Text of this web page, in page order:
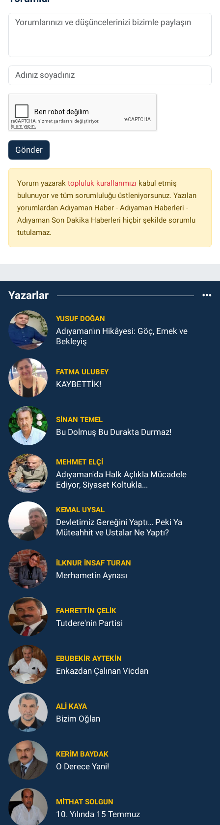
Gönder
Yorum yazarak topluluk kurallarımızı kabul etmiş
bulunuyor ve tüm sorumluluğu üstleniyorsunuz. Yazılan
yorumlardan Adıyaman Haber - Adıyaman Haberleri -
Adıyaman Son Dakika Haberleri hiçbir şekilde sorumlu
tutulamaz.
Yazarlar
YUSUF DOĞAN
Adıyaman'ın Hikâyesi: Göç, Emek ve
Bekleyiş
FATMA ULUBEY
KAYBETTİK!
SINAN TEMEL
Bu Dolmuş Bu Durakta Durmaz!
MEHMET ELÇI
Adıyaman'da Halk Açlıkla Mücadele
Ediyor, Siyaset Koltukla...
KEMAL UYSAL
Devletimiz Gereğini Yaptı… Peki Ya
Müteahhit ve Ustalar Ne Yaptı?
İLKNUR İNSAF TURAN
Merhametin Aynası
FAHRETTIN ÇELİK
Tutdere'nin Partisi
EBUBEKIR AYTEKIN
Enkazdan Çalınan Vicdan
ALI KAYA
Bizim Oğlan
KERIM BAYDAK
O Derece Yani!
MITHAT SOLGUN
10. Yılında 15 Temmuz